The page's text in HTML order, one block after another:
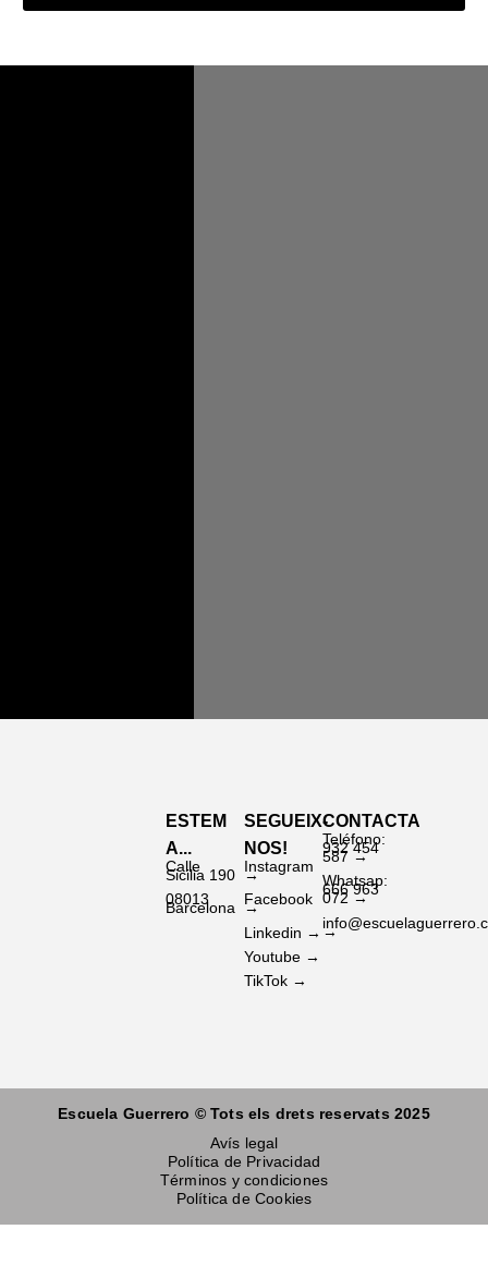
ESTEM
A...
Calle
Sicilia 190
08013
Barcelona
SEGUEIX-
NOS!
Instagram
→
Facebook
→
Linkedin →
Youtube →
TikTok →
CONTACTA
Teléfono:
932 454
587 →
Whatsap:
666 963
072 →
→
Escuela Guerrero © Tots els drets reservats 2025
Avís legal
Política de Privacidad
Términos y condiciones
Política de Cookies